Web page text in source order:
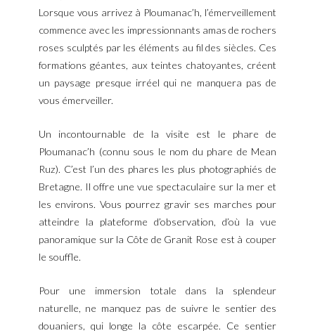
Lorsque vous arrivez à Ploumanac’h, l’émerveillement
commence avec les impressionnants amas de rochers
roses sculptés par les éléments au fil des siècles. Ces
formations géantes, aux teintes chatoyantes, créent
un paysage presque irréel qui ne manquera pas de
vous émerveiller.
Un incontournable de la visite est le phare de
Ploumanac’h (connu sous le nom du phare de Mean
Ruz). C’est l’un des phares les plus photographiés de
Bretagne. Il offre une vue spectaculaire sur la mer et
les environs. Vous pourrez gravir ses marches pour
atteindre la plateforme d’observation, d’où la vue
panoramique sur la Côte de Granit Rose est à couper
le souffle.
Pour une immersion totale dans la splendeur
naturelle, ne manquez pas de suivre le sentier des
douaniers, qui longe la côte escarpée. Ce sentier